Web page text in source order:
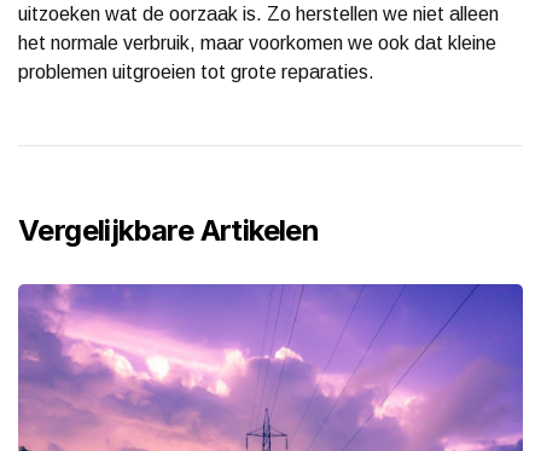
uitzoeken wat de oorzaak is. Zo herstellen we niet alleen
het normale verbruik, maar voorkomen we ook dat kleine
problemen uitgroeien tot grote reparaties.
Vergelijkbare Artikelen